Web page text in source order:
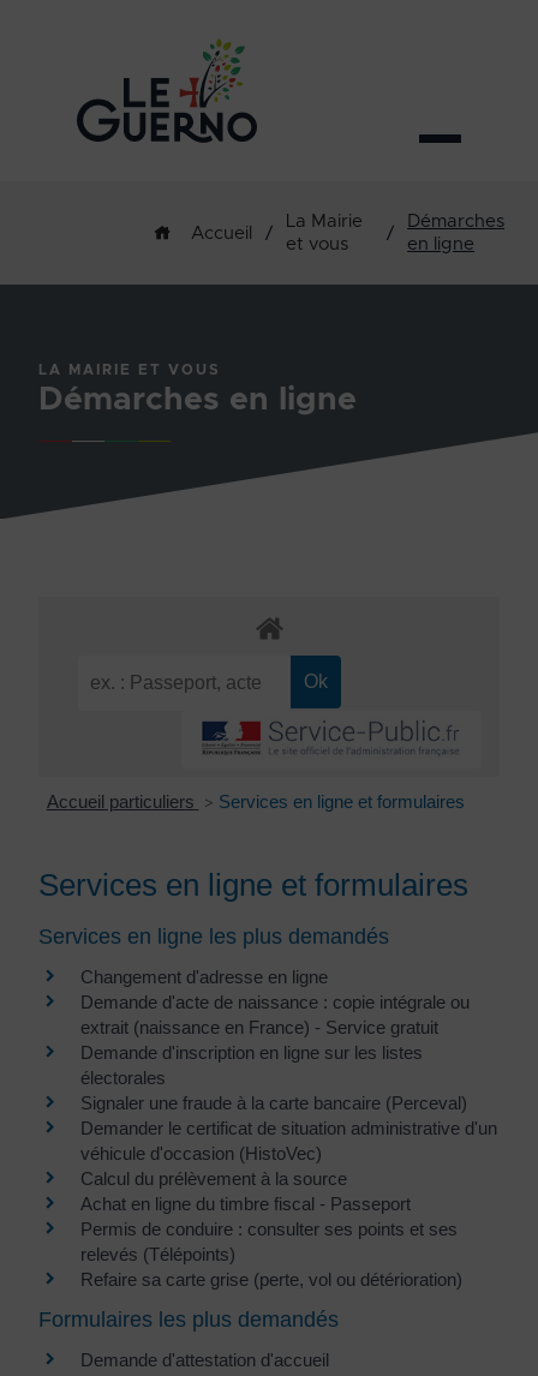
Accueil /
La Mairie
et vous
/
Démarches
en ligne
LA MAIRIE ET VOUS
Démarches en ligne
Accueil particuliers > Services en ligne et formulaires
Services en ligne et formulaires
Services en ligne les plus demandés
Changement d'adresse en ligne
Demande d'acte de naissance : copie intégrale ou
extrait (naissance en France) - Service gratuit
Demande d'inscription en ligne sur les listes
électorales
Signaler une fraude à la carte bancaire (Perceval)
Demander le certificat de situation administrative d'un
véhicule d'occasion (HistoVec)
Calcul du prélèvement à la source
Achat en ligne du timbre fiscal - Passeport
Permis de conduire : consulter ses points et ses
relevés (Télépoints)
Refaire sa carte grise (perte, vol ou détérioration)
Formulaires les plus demandés
Demande d'attestation d'accueil